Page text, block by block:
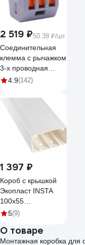
2 519 ₽50.38 ₽/шт
Соединительная
клемма с рычажком
3-х проводная
WAGO, 0,08-2,5мм,
пасты, 50 шт. 2651
4.9(142)
1 397 ₽
Короб с крышкой
Экопласт INSTA
100x55
Крышка/80мм, 2м
5(9)
О товаре
Монтажная коробка для